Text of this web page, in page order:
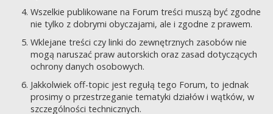
Wszelkie publikowane na Forum treści muszą być zgodne
nie tylko z dobrymi obyczajami, ale i zgodne z prawem.
Wklejane treści czy linki do zewnętrznych zasobów nie
mogą naruszać praw autorskich oraz zasad dotyczących
ochrony danych osobowych.
Jakkolwiek off-topic jest regułą tego Forum, to jednak
prosimy o przestrzeganie tematyki działów i wątków, w
szczególności technicznych.